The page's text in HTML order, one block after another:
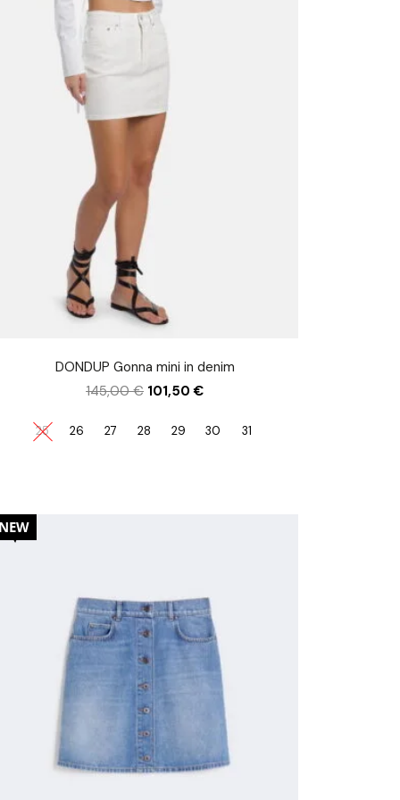
DONDUP Gonna mini in denim
145,00€ 101,50€
25 26 27 28 29 30 31
20%
NEW